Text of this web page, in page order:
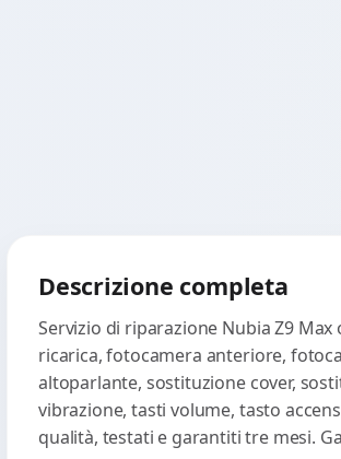
Descrizione completa
Servizio di riparazione Nubia Z9
ricarica, fotocamera anteriore,
altoparlante, sostituzione cover,
vibrazione, tasti volume, tasto
qualità, testati e garantiti tre mesi.